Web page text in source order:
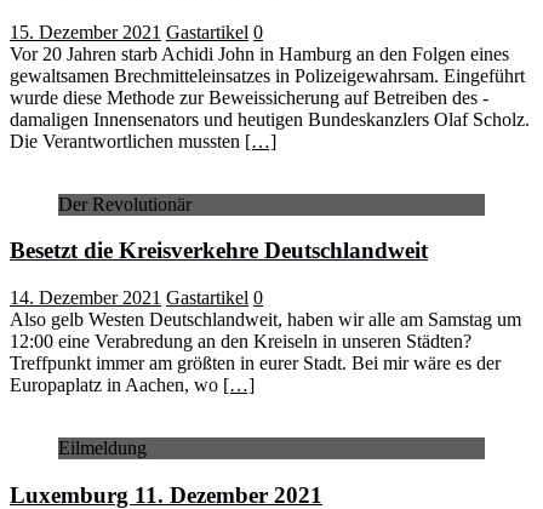
15. Dezember 2021 Gastartikel 0
Vor 20 Jahren starb Achidi John in Hamburg an den Folgen eines
gewaltsamen Brechmitteleinsatzes in Polizeigewahrsam. Eingeführt
wurde diese Methode zur Beweissicherung auf Betreiben des ­
damaligen Innensenators und heutigen Bundeskanzlers Olaf Scholz.
Die Verantwortlichen mussten […]
Der Revolutionär
Besetzt die Kreisverkehre Deutschlandweit
14. Dezember 2021 Gastartikel 0
Also gelb Westen Deutschlandweit, haben wir alle am Samstag um
12:00 eine Verabredung an den Kreiseln in unseren Städten?
Treffpunkt immer am größten in eurer Stadt. Bei mir wäre es der
Europaplatz in Aachen, wo […]
Eilmeldung
Luxemburg 11. Dezember 2021